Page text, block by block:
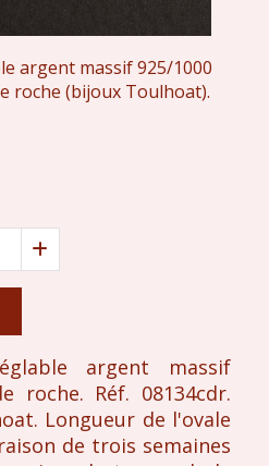
argent massif 925/1000
roche (bijoux Toulhoat).
argent massif
roche. Réf. 08134cdr.
Longueur de l'ovale
de trois semaines